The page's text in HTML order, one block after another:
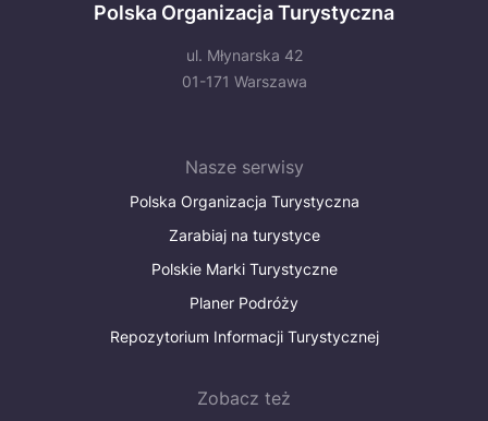
Polska Organizacja Turystyczna
ul. Młynarska 42
01-171 Warszawa
Nasze serwisy
Polska Organizacja Turystyczna
Zarabiaj na turystyce
Polskie Marki Turystyczne
Planer Podróży
Repozytorium Informacji Turystycznej
Zobacz też